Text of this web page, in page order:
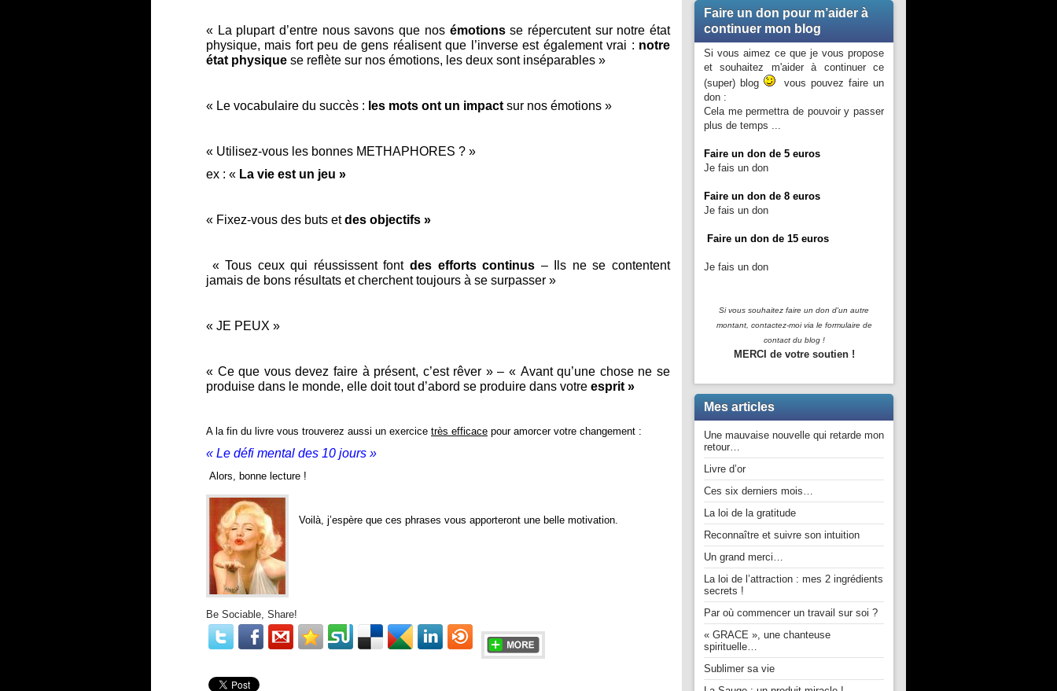
« La plupart d’entre nous savons que nos émotionsse répercutent sur notre état
physique, mais fort peu de gens réalisent que l’inverse est également vrai : notre
état physique se reflète sur nos émotions, les deux sont inséparables »
« Le vocabulaire du succès : les mots ont un impact sur nos émotions »
« Utilisez-vous les bonnes METHAPHORES ? »
ex : « La vie est un jeu »
« Fixez-vous des buts etdes objectifs »
« Tous ceux qui réussissent fontdes efforts continus – Ils ne se contentent
jamais de bons résultats et cherchent toujours à se surpasser »
« JE PEUX »
« Ce que vous devez faire à présent, c’est rêver » – « Avant qu’une chose ne se
produise dans le monde, elle doit tout d’abord se produire dans votre esprit »
A la fin du livre vous trouverez aussi un exercice très efficace pour amorcer votre changement :
« Le défi mental des 10 jours »
Alors, bonne lecture !
Voilà, j’espère que ces phrases vous apporteront une belle motivation.
Be Sociable, Share!
Faire un don pour m’aider à
continuer mon blog
Si vous aimez ce que je vous propose
et souhaitez m'aider à continuer ce
(super) blog
vous pouvez faire un
don :
Cela me permettra de pouvoir y passer
plus de temps ...
Faire un don de 5 euros
Je fais un don
Faire un don de 8 euros
Je fais un don
Faire un don de 15 euros
Je fais un don
Si vous souhaitez faire un don d'un autre
montant, contactez-moivia le formulaire de
contact du blog !
MERCI de votre soutien !
Mes articles
Une mauvaise nouvelle qui retarde mon
retour…
Livre d’or
Ces six derniers mois…
La loi de la gratitude
Reconnaître et suivre son intuition
Un grand merci…
La loi de l’attraction : mes 2 ingrédients
secrets !
Par où commencer un travail sur soi ?
« GRACE », une chanteuse
spirituelle…
Sublimer sa vie